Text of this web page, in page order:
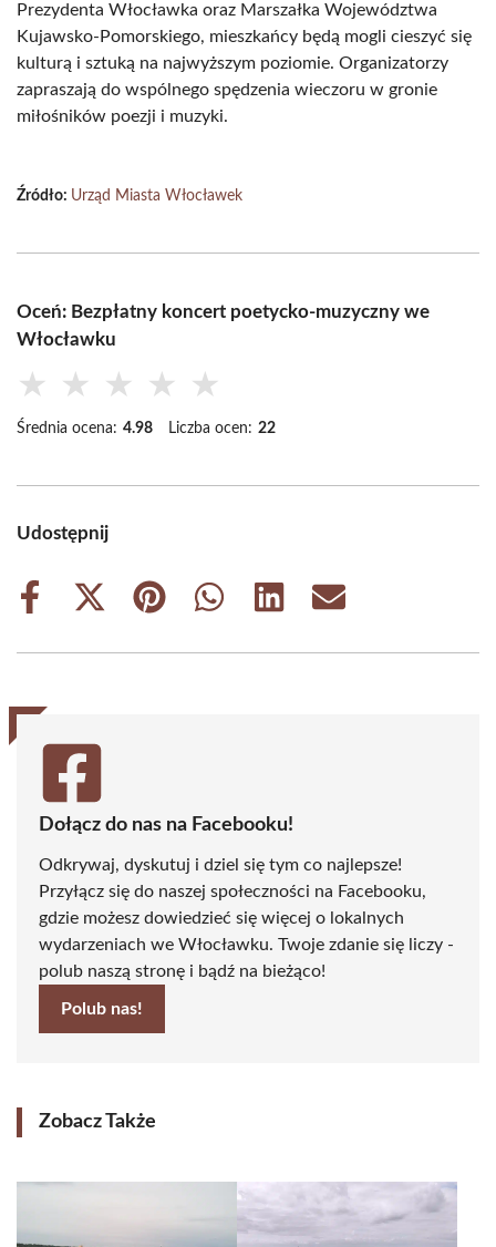
Prezydenta Włocławka oraz Marszałka Województwa
Kujawsko-Pomorskiego, mieszkańcy będą mogli cieszyć się
kulturą i sztuką na najwyższym poziomie. Organizatorzy
zapraszają do wspólnego spędzenia wieczoru w gronie
miłośników poezji i muzyki.
Źródło: Urząd Miasta Włocławek
Oceń: Bezpłatny koncert poetycko-muzyczny we
Włocławku
★ ★ ★ ★ ★
Średnia ocena: 4.98 Liczba ocen: 22
Udostępnij
Share
Share
(Twitter)
Share
Share
Share
Share
Dołącz do nas na Facebooku!
Odkrywaj, dyskutuj i dziel się tym co najlepsze!
Przyłącz się do naszej społeczności na Facebooku,
gdzie możesz dowiedzieć się więcej o lokalnych
wydarzeniach we Włocławku. Twoje zdanie się liczy -
polub naszą stronę i bądź na bieżąco!
Polub nas!
Zobacz Także